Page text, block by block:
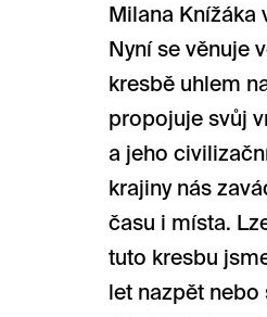
Milana Knížáka
Nyní se věnuje
kresbě uhlem
propojuje svůj
a jeho
krajiny nás
času i místa.
tuto kresbu
let nazpět